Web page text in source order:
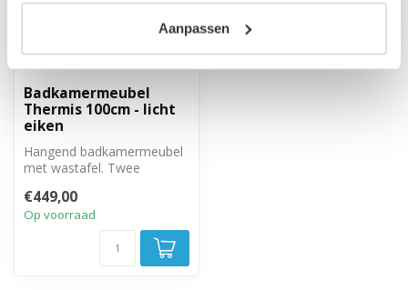
Aanpassen
Badkamermeubel
Thermis 100cm - licht
eiken
Hangend badkamermeubel
met wastafel. Twee
close sluitin...
€449,00
Op voorraad